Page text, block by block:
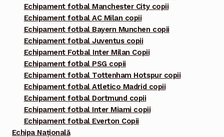
Echipament fotbal Manchester City copii
Echipament fotbal AC Milan copii
Echipament fotbal Bayern Munchen copii
Echipament fotbal Juventus copii
Echipament Fotbal Inter Milan Copii
Echipament fotbal PSG copii
Echipament fotbal Tottenham Hotspur copii
Echipament fotbal Atletico Madrid copii
Echipament fotbal Dortmund copii
Echipament fotbal Inter Miami copii
Echipament fotbal Everton Copii
Echipa Națională